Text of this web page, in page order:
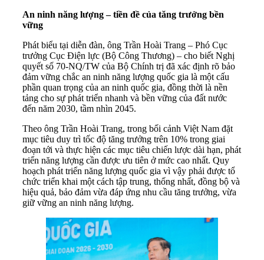
An ninh năng lượng – tiền đề của tăng trưởng bền
vững
Phát biểu tại diễn đàn, ông Trần Hoài Trang – Phó Cục
trưởng Cục Điện lực (Bộ Công Thương) – cho biết Nghị
quyết số 70-NQ/TW của Bộ Chính trị đã xác định rõ bảo
đảm vững chắc an ninh năng lượng quốc gia là một cấu
phần quan trọng của an ninh quốc gia, đồng thời là nền
tảng cho sự phát triển nhanh và bền vững của đất nước
đến năm 2030, tầm nhìn 2045.
Theo ông Trần Hoài Trang, trong bối cảnh Việt Nam đặt
mục tiêu duy trì tốc độ tăng trưởng trên 10% trong giai
đoạn tới và thực hiện các mục tiêu chiến lược dài hạn, phát
triển năng lượng cần được ưu tiên ở mức cao nhất. Quy
hoạch phát triển năng lượng quốc gia vì vậy phải được tổ
chức triển khai một cách tập trung, thống nhất, đồng bộ và
hiệu quả, bảo đảm vừa đáp ứng nhu cầu tăng trưởng, vừa
giữ vững an ninh năng lượng.